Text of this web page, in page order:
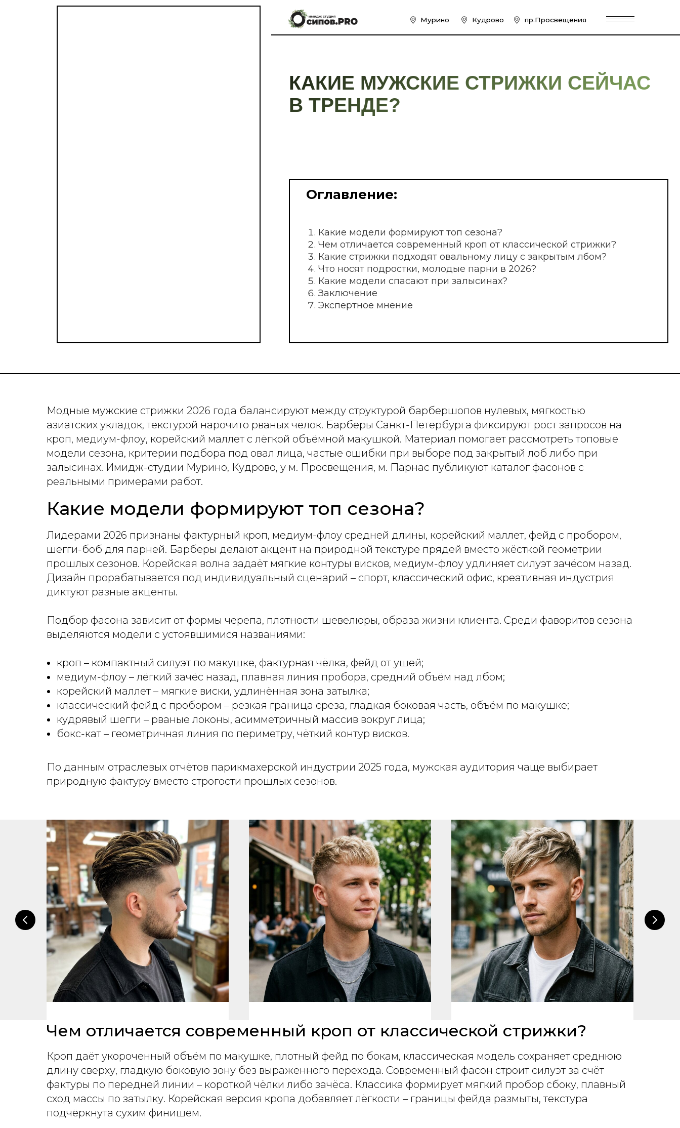
КАКИЕ МУЖСКИЕ СТРИЖКИ СЕЙЧАС
В ТРЕНДЕ?
Какие стрижки подходят овальному лицу с закрытым лбом?
Что носят подростки, молодые парни в 2026?
Какие модели спасают при залысинах?
Заключение
Экспертное мнение
Кудрово пр.Просвещения
Модные мужские стрижки 2026 года балансируют между структурой барбершопов нулевых, мягкостью
азиатских укладок, текстурой нарочито рваных чёлок. Барберы Санкт-Петербурга фиксируют рост запросов на
кроп, медиум-флоу, корейский маллет с лёгкой объёмной макушкой. Материал помогает рассмотреть топовые
модели сезона, критерии подбора под овал лица, частые ошибки при выборе под закрытый лоб либо при
залысинах. Имидж-студии Мурино, Кудрово, у м. Просвещения, м. Парнас публикуют каталог фасонов с
реальными примерами работ.
Какие модели формируют топ сезона?
Лидерами 2026 признаны фактурный кроп, медиум-флоу средней длины, корейский маллет, фейд с пробором,
шегги-боб для парней. Барберы делают акцент на природной текстуре прядей вместо жёсткой геометрии
прошлых сезонов. Корейская волна задаёт мягкие контуры висков, медиум-флоу удлиняет силуэт зачёсом назад.
Дизайн прорабатывается под индивидуальный сценарий – спорт, классический офис, креативная индустрия
диктуют разные акценты.
Подбор фасона зависит от формы черепа, плотности шевелюры, образа жизни клиента. Среди фаворитов сезона
выделяются модели с устоявшимися названиями:
кроп – компактный силуэт по макушке, фактурная чёлка, фейд от ушей;
медиум-флоу – лёгкий зачёс назад, плавная линия пробора, средний объём над лбом;
корейский маллет – мягкие виски, удлинённая зона затылка;
классический фейд с пробором – резкая граница среза, гладкая боковая часть, объём по макушке;
кудрявый шегги – рваные локоны, асимметричный массив вокруг лица;
бокс-кат – геометричная линия по периметру, чёткий контур висков.
По данным отраслевых отчётов парикмахерской индустрии 2025 года, мужская аудитория чаще выбирает
природную фактуру вместо строгости прошлых сезонов.
Чем отличается современный кроп от классической стрижки?
Кроп даёт укороченный объём по макушке, плотный фейд по бокам, классическая модель сохраняет среднюю
длину сверху, гладкую боковую зону без выраженного перехода. Современный фасон строит силуэт за счёт
фактуры по передней линии – короткой чёлки либо зачёса. Классика формирует мягкий пробор сбоку, плавный
сход массы по затылку. Корейская версия кропа добавляет лёгкости – границы фейда размыты, текстура
подчёркнута сухим финишем.